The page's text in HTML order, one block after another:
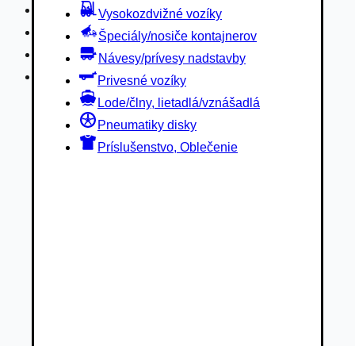
Vysokozdvižné vozíky
Špeciály/nosiče kontajnerov
Návesy/prívesy nadstavby
Privesné vozíky
Lode/člny, lietadlá/vznášadlá
Pneumatiky disky
Príslušenstvo, Oblečenie
Privesné vozíky
Lode/člny, lietadlá/vznášadlá
Pneumatiky disky
Príslušenstvo, Oblečenie